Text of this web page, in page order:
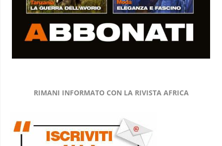
RIMANI INFORMATO CON LA RIVISTA AFRICA